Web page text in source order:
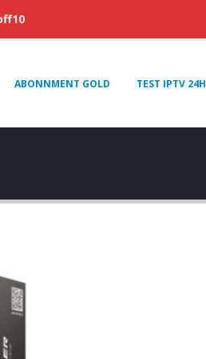
ABONNMENT GOLD TEST IPTV 24H